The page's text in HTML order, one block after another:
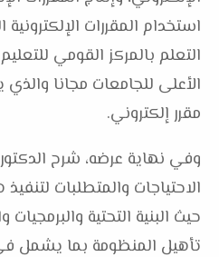
استخدام المقررات
التعلم بالمركز القومي
مقرر إلكتروني.
وفي نهاية عرضه، شرح الدكتور
الاحتياجات والمتطلبات
حيث البنية التحتية والبرمجيات
تأهيل المنظومة بما يشمل